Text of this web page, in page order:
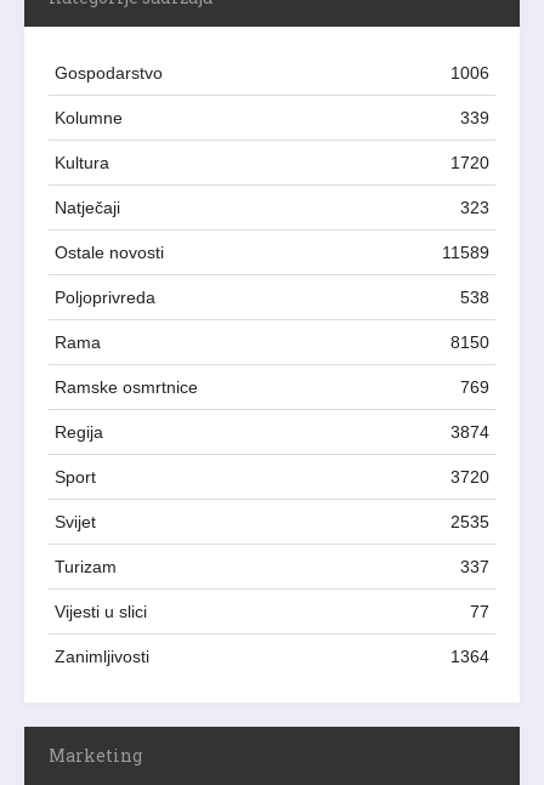
Gospodarstvo 1006
Kolumne 339
Kultura 1720
Natječaji 323
Ostale novosti 11589
Poljoprivreda 538
Rama 8150
Ramske osmrtnice 769
Regija 3874
Sport 3720
Svijet 2535
Turizam 337
Vijesti u slici 77
Zanimljivosti 1364
Marketing